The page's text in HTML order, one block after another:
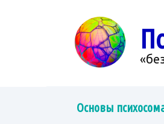
Основы